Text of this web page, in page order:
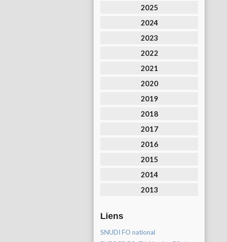
2025
2024
2023
2022
2021
2020
2019
2018
2017
2016
2015
2014
2013
Liens
SNUDI FO national